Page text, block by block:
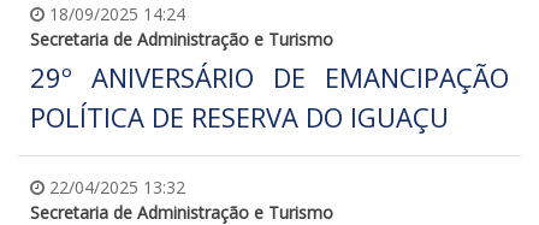
18/09/2025 14:24
Secretaria de Administração e Turismo
29º ANIVERSÁRIO DE EMANCIPAÇÃO
POLÍTICA DE RESERVA DO IGUAÇU
22/04/2025 13:32
Secretaria de Administração e Turismo